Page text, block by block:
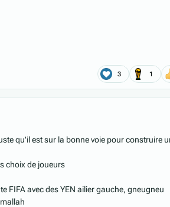
3 1
qu'il est sur la bonne voie pour construire
choix de joueurs
avec des YEN ailier gauche, gneugneu